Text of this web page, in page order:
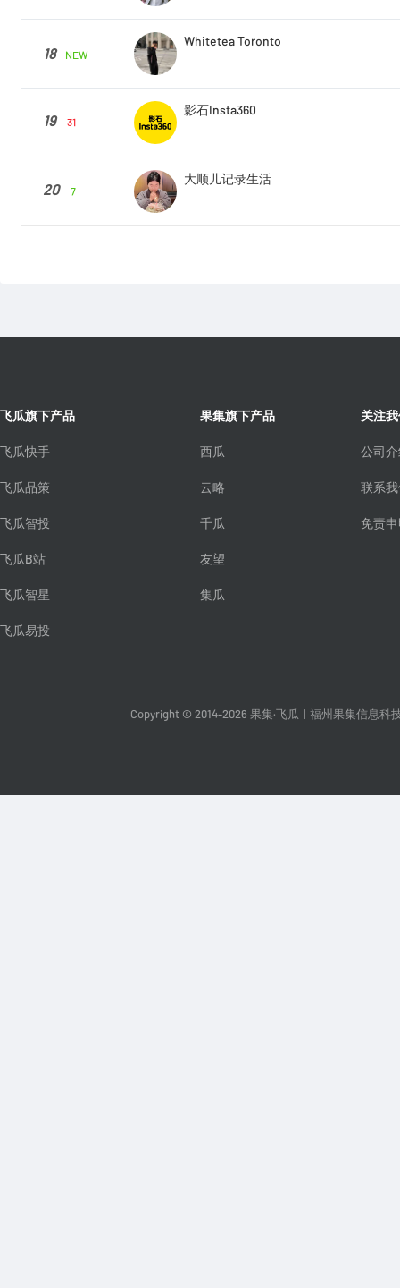
18 NEW
Whitetea Toronto
19 31
影石Insta360
20 7
大顺儿记录生活
飞瓜旗下产品
飞瓜快手
飞瓜品策
飞瓜智投
飞瓜B站
飞瓜智星
飞瓜易投
果集旗下产品
西瓜
云略
千瓜
友望
集瓜
关注
公司
联系
免责
Copyright © 2014-2026 果集·飞瓜 福州果集信息科